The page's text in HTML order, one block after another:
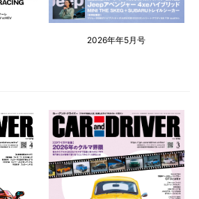
2026年年5月号